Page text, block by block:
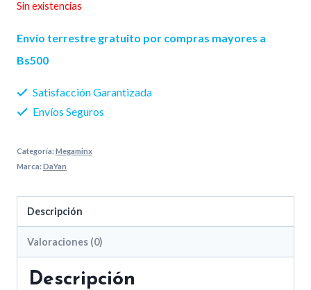
Sin existencias
Envío terrestre gratuito por compras mayores a
Bs500
Satisfacción Garantizada
Envíos Seguros
Categoría:Megaminx
Marca:DaYan
Descripción
Valoraciones (0)
Descripción